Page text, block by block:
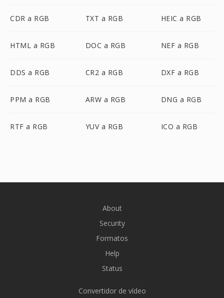
CDR a RGB TXT a RGB HEIC a RGB
HTML a RGB DOC a RGB NEF a RGB
DDS a RGB CR2 a RGB DXF a RGB
PPM a RGB ARW a RGB DNG a RGB
RTF a RGB YUV a RGB ICO a RGB
About
Security
Formatos
Help
Status
Convertidor de vídeo